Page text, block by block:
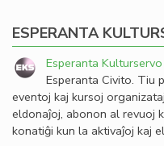
ESPERANTA
Esperanta Kulturservo
Esperanta Civito. Tiu
eventoj kaj kursoj
eldonaĵoj, abonon al revuoj
konatiĝi kun la aktivaĵoj kaj